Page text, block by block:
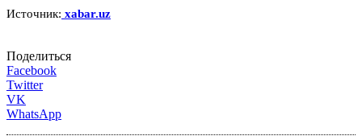
Источник: xabar.uz
Поделиться
Facebook
Twitter
VK
WhatsApp